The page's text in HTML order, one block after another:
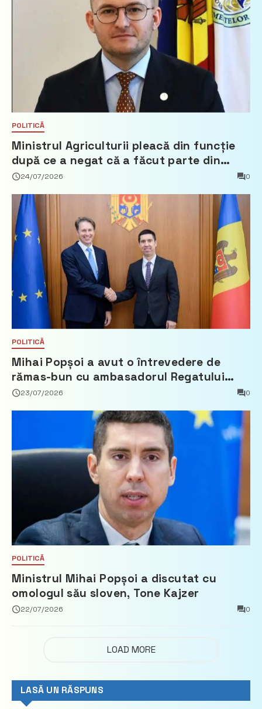
POLITICĂ
Ministrul Agriculturii pleacă din funcție
după ce a negat că a făcut parte din
Partidul Democrat
24/07/2026 0
POLITICĂ
Mihai Popșoi a avut o întrevedere de
rămas-bun cu ambasadorul Regatului
Țărilor de Jos, Fred Duijn
23/07/2026 0
POLITICĂ
Ministrul Mihai Popșoi a discutat cu
omologul său sloven, Tone Kajzer
22/07/2026 0
LOAD MORE
LASĂ UN RĂSPUNS